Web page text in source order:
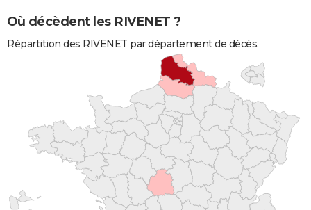
Où décèdent les RIVENET ?
Répartition des RIVENET par département de décès.